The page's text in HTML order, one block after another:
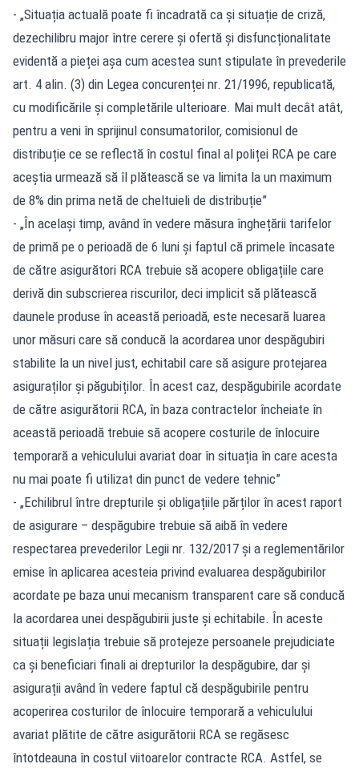
- „Situația actuală poate fi încadrată ca și situație de criză,
dezechilibru major între cerere şi ofertă şi disfuncționalitate
evidentă a pieței așa cum acestea sunt stipulate în prevederile
art. 4 alin. (3) din Legea concurenței nr. 21/1996, republicată,
cu modificările și completările ulterioare. Mai mult decât atât,
pentru a veni în sprijinul consumatorilor, comisionul de
distribuție ce se reflectă în costul final al poliței RCA pe care
aceștia urmează să îl plătească se va limita la un maximum
de 8% din prima netă de cheltuieli de distribuție”
- „În același timp, având în vedere măsura înghețării tarifelor
de primă pe o perioadă de 6 luni și faptul că primele încasate
de către asigurători RCA trebuie să acopere obligațiile care
derivă din subscrierea riscurilor, deci implicit să plătească
daunele produse în această perioadă, este necesară luarea
unor măsuri care să conducă la acordarea unor despăgubiri
stabilite la un nivel just, echitabil care să asigure protejarea
asiguraților și păgubiților. În acest caz, despăgubirile acordate
de către asigurătorii RCA, în baza contractelor încheiate în
această perioadă trebuie să acopere costurile de înlocuire
temporară a vehiculului avariat doar în situația în care acesta
nu mai poate fi utilizat din punct de vedere tehnic”
- „Echilibrul între drepturile și obligațiile părților în acest raport
de asigurare – despăgubire trebuie să aibă în vedere
respectarea prevederilor Legii nr. 132/2017 și a reglementărilor
emise în aplicarea acesteia privind evaluarea despăgubirilor
acordate pe baza unui mecanism transparent care să conducă
la acordarea unei despăgubirii juste și echitabile. În aceste
situații legislația trebuie să protejeze persoanele prejudiciate
ca și beneficiari finali ai drepturilor la despăgubire, dar și
asigurații având în vedere faptul că despăgubirile pentru
acoperirea costurilor de înlocuire temporară a vehiculului
avariat plătite de către asigurătorii RCA se regăsesc
întotdeauna în costul viitoarelor contracte RCA. Astfel, se